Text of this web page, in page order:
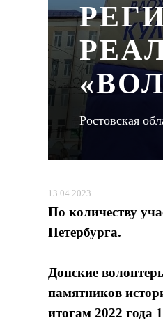
Ростовская
13.04.2023
По количеству
Петербурга.
Донские
памятников
итогам 2022 года